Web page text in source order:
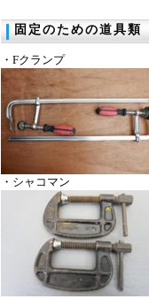
固定のための道具類
・Fクランプ
・シャコマン